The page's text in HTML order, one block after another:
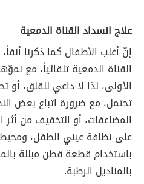
علاج انسداد القناة الدمعية
إنّ أغلب الأطفال كما ذكرنا
القناة الدمعية تلقائياً، مع
الأولى، لذا لا داعي للقلق، أو
تحتمل، مع ضرورة اتباع بعض
المضاعفات، أو التخفيف من
على نظافة عيني الطفل،
باستخدام قطعة قطن مبللة
بالمناديل الرطبة.